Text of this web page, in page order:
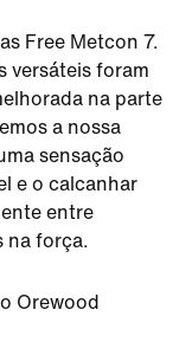
Free Metcon 7.
versáteis foram
na parte
a nossa
sensação
e o calcanhar
entre
na força.
Orewood